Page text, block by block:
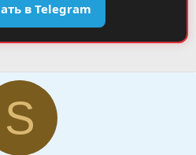
в Telegram
S